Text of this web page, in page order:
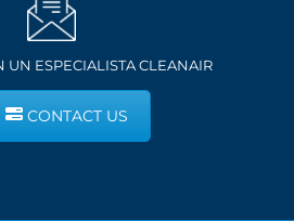
UN ESPECIALISTA CLEANAIR
CONTACT US